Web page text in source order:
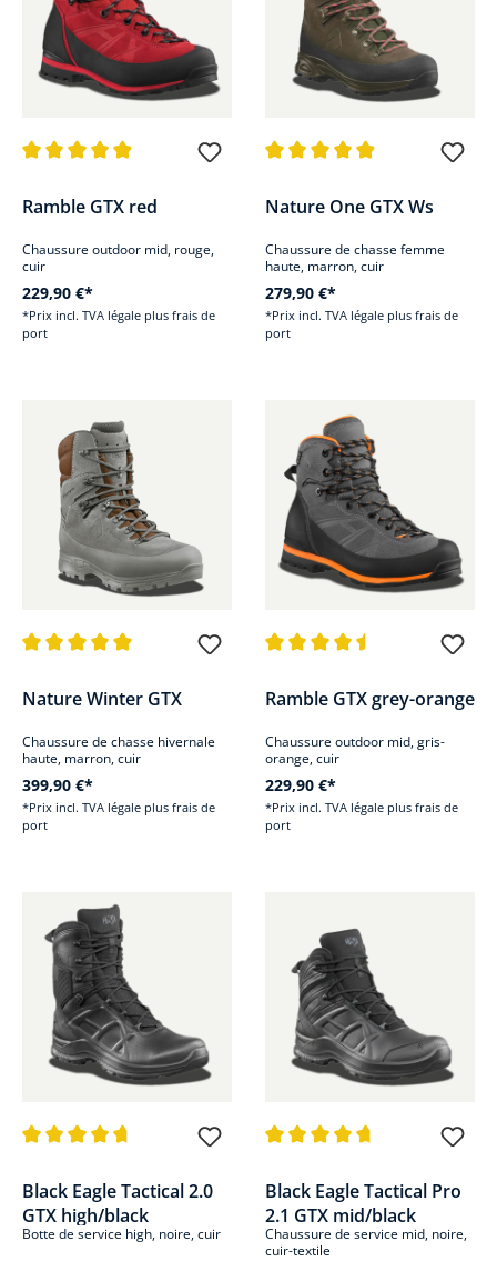
Ramble GTX red
Chaussure outdoor mid, rouge,
cuir
229,90 €*
*Prix incl. TVA légale plus frais de
port
Nature One GTX Ws
Chaussure de chasse femme
haute, marron, cuir
279,90 €*
*Prix incl. TVA légale plus frais de
port
Nature Winter GTX
Chaussure de chasse hivernale
haute, marron, cuir
399,90 €*
*Prix incl. TVA légale plus frais de
port
Ramble GTX grey-orange
Chaussure outdoor mid, gris-
orange, cuir
229,90 €*
*Prix incl. TVA légale plus frais de
port
Black Eagle Tactical 2.0
GTX high/black
Botte de service high, noire, cuir
Black Eagle Tactical Pro
2.1 GTX mid/black
Chaussure de service mid, noire,
cuir-textile